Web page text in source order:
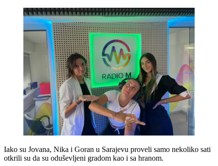
Iako su Jovana, Nika i Goran u Sarajevu proveli samo nekoliko sati
otkrili su da su oduševljeni gradom kao i sa hranom.